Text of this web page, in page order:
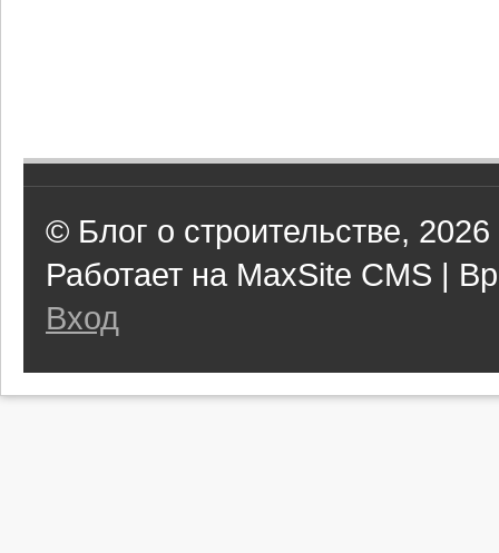
© Блог о строительстве, 2026
Работает на MaxSite CMS |
Вход